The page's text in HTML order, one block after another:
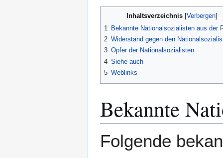
Inhaltsverzeichnis
1
Bekannte Nationalsozialisten aus der
2 Widerstand gegen den
3 Opfer der Nationalsozialisten
4 Siehe auch
5 Weblinks
Bekannte
Folgende